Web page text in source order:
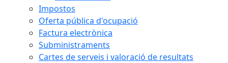
Impostos
Oferta pública d'ocupació
Factura electrònica
Subministraments
Cartes de serveis i valoració de resultats